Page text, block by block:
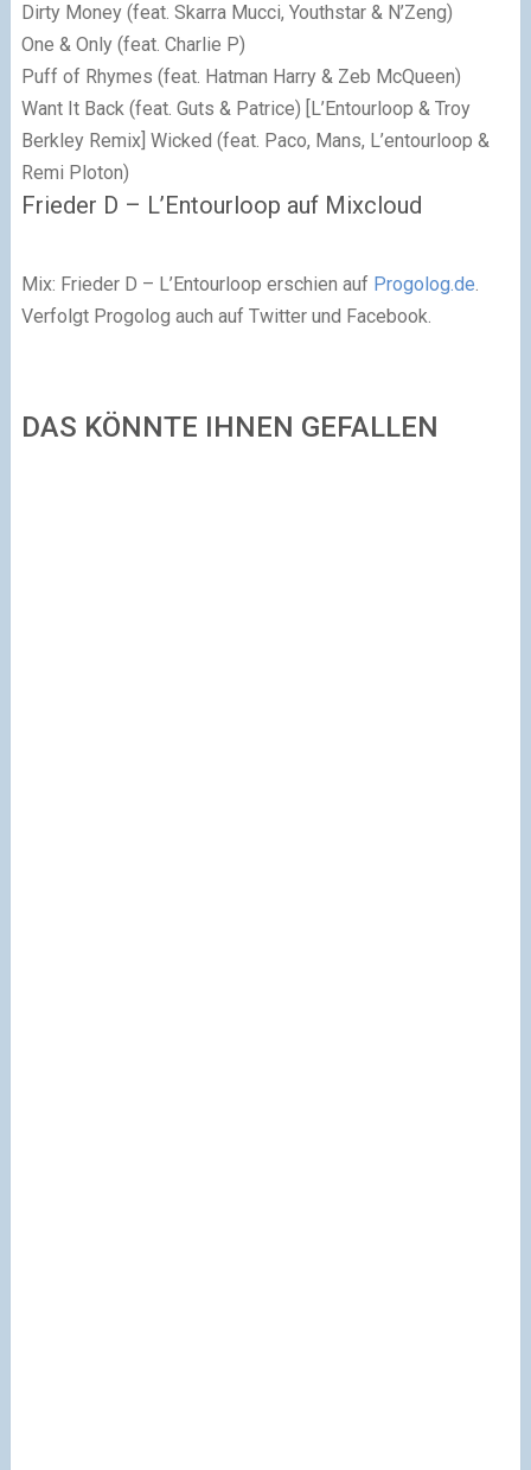
Dirty Money (feat. Skarra Mucci, Youthstar & N’Zeng)
One & Only (feat. Charlie P)
Puff of Rhymes (feat. Hatman Harry & Zeb McQueen)
Want It Back (feat. Guts & Patrice) [L’Entourloop & Troy
Berkley Remix] Wicked (feat. Paco, Mans, L’entourloop &
Remi Ploton)
Frieder D – L’Entourloop auf Mixcloud
Mix: Frieder D – L’Entourloop erschien auf Progolog.de.
Verfolgt Progolog auch auf Twitter und Facebook.
DAS KÖNNTE IHNEN GEFALLEN